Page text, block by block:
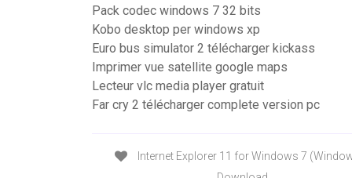
Pack codec windows 7 32 bits
Kobo desktop per windows xp
Euro bus simulator 2 télécharger kickass
Imprimer vue satellite google maps
Lecteur vlc media player gratuit
Far cry 2 télécharger complete version pc
Internet Explorer 11 for Windows 7